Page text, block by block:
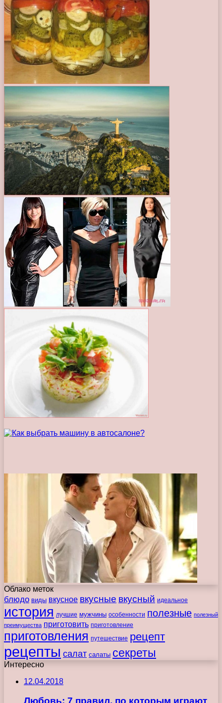
Облако меток
блюдо виды вкусное вкусные вкусный идеальное
история лучшие мужчины особенности полезные полезный
преимущества приготовить приготовление
приготовления путешествие рецепт
рецепты салат салаты секреты
Интересно
12.04.2018
Любовь: 7 правил, по которым играют